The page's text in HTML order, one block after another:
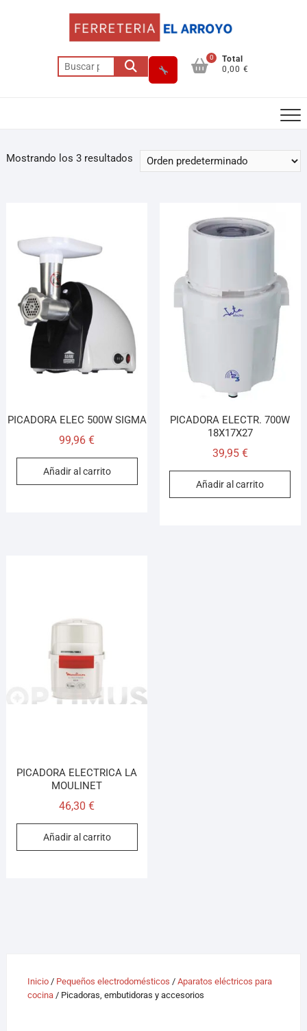
0
Total
0,00 €
Mostrando los 3 resultados
PICADORA ELEC 500W SIGMA
99,96€
Añadir al carrito
PICADORA ELECTR. 700W
18X17X27
39,95 €
Añadir al carrito
PICADORA ELECTRICA LA
MOULINET
46,30€
Añadir al carrito
Inicio/ Pequeños electrodomésticos / Aparatos eléctricos para
cocina/ Picadoras, embutidoras y accesorios
Cómo llegar
¡Hola! Soy el asesor virtual de Ferretería El Arroyo.
Cuéntame qué necesitas y te ayudo a encontrarlo,
aunque no sepas el nombre exacto